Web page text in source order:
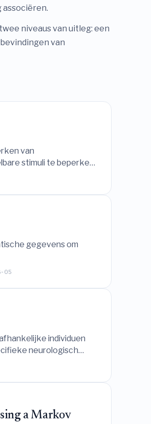
niveaus van uitleg: een
van
van
stimuli te beperken
worden
gegevens om
05
individuen
neurologisch
a Markov